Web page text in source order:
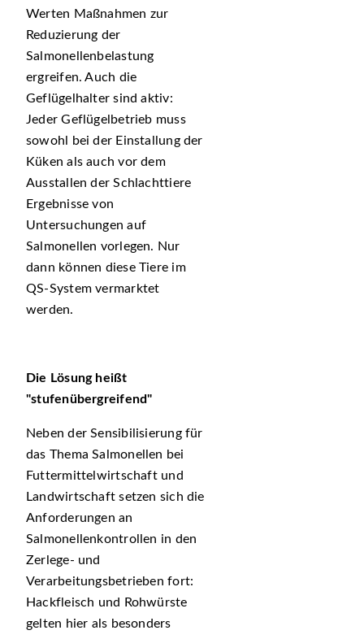
Werten Maßnahmen zur
Reduzierung der
Salmonellenbelastung
ergreifen. Auch die
Geflügelhalter sind aktiv:
Jeder Geflügelbetrieb muss
sowohl bei der Einstallung der
Küken als auch vor dem
Ausstallen der Schlachttiere
Ergebnisse von
Untersuchungen auf
Salmonellen vorlegen. Nur
dann können diese Tiere im
QS-System vermarktet
werden.
Die Lösung heißt
stufenübergreifend
Neben der Sensibilisierung für
das Thema Salmonellen bei
Futtermittelwirtschaft und
Landwirtschaft setzen sich die
Anforderungen an
Salmonellenkontrollen in den
Zerlege- und
Verarbeitungsbetrieben fort:
Hackfleisch und Rohwürste
gelten hier als besonders